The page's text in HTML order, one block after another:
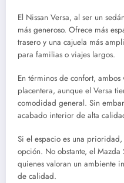
El Nissan Versa, al ser un
más generoso. Ofrece más
trasero y una cajuela más
para familias o viajes largos.
En términos de confort,
placentera, aunque el Versa
comodidad general. Sin
acabado interior de alta
Si el espacio es una
opción. No obstante, el
quienes valoran un ambiente
de calidad.